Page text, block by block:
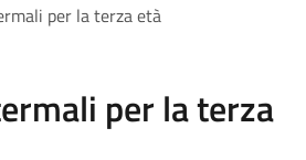
per la terza età
per la terza